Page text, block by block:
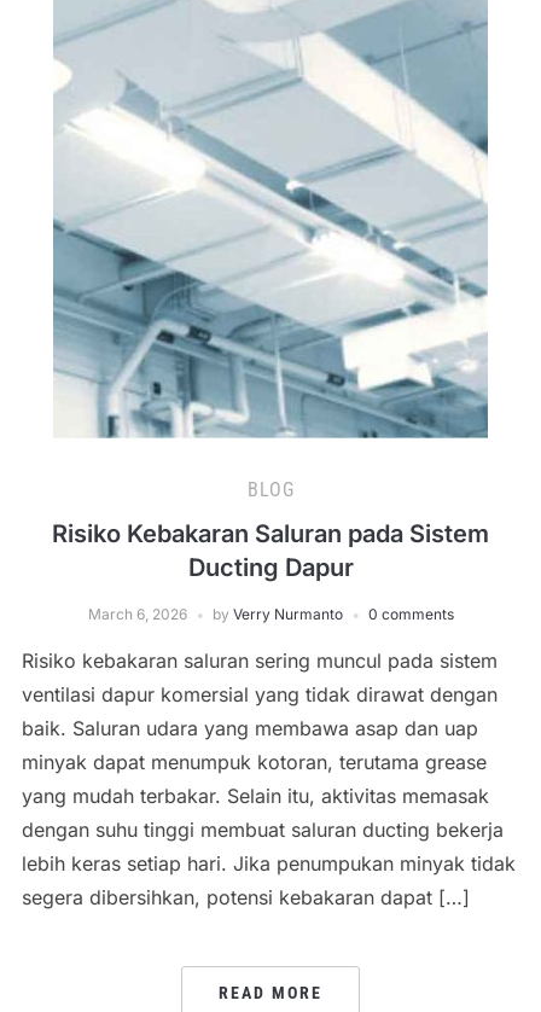
BLOG
Risiko Kebakaran Saluran pada Sistem
Ducting Dapur
March 6, 2026 by Verry Nurmanto 0 comments
Risiko kebakaran saluran sering muncul pada sistem
ventilasi dapur komersial yang tidak dirawat dengan
baik. Saluran udara yang membawa asap dan uap
minyak dapat menumpuk kotoran, terutama grease
yang mudah terbakar. Selain itu, aktivitas memasak
dengan suhu tinggi membuat saluran ducting bekerja
lebih keras setiap hari. Jika penumpukan minyak tidak
segera dibersihkan, potensi kebakaran dapat […]
READ MORE